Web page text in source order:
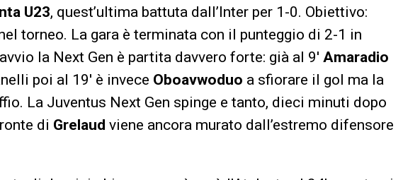
U23, quest’ultima battuta dall’Inter per 1-0. Obiettivo:
torneo. La gara è terminata con il punteggio di 2-1 in
la Next Gen è partita davvero forte: già al 9′ Amaradio
poi al 19′ è invece Oboavwoduo a sfiorare il gol ma la
La Juventus Next Gen spinge e tanto, dieci minuti dopo
di Grelaud viene ancora murato dall’estremo difensore